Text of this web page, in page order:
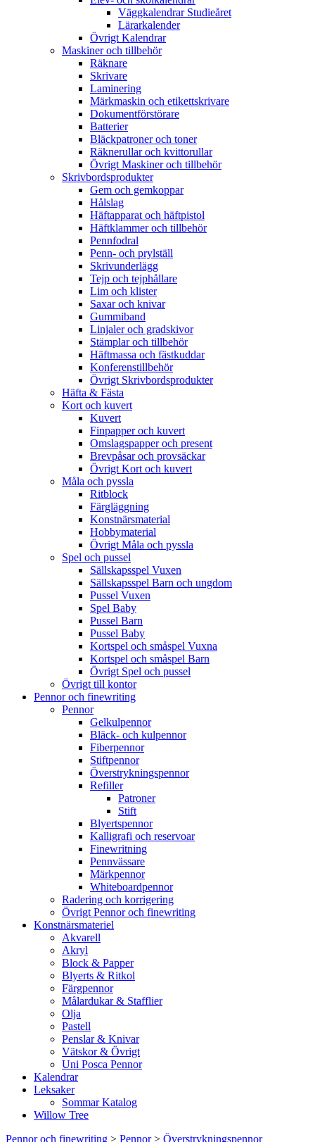
Väggkalendrar Studieåret
Lärarkalender
Övrigt Kalendrar
Maskiner och tillbehör
Räknare
Skrivare
Laminering
Märkmaskin och etikettskrivare
Dokumentförstörare
Batterier
Bläckpatroner och toner
Räknerullar och kvittorullar
Övrigt Maskiner och tillbehör
Skrivbordsprodukter
Gem och gemkoppar
Hålslag
Häftapparat och häftpistol
Häftklammer och tillbehör
Pennfodral
Penn- och prylställ
Skrivunderlägg
Tejp och tejphållare
Lim och klister
Saxar och knivar
Gummiband
Linjaler och gradskivor
Stämplar och tillbehör
Häftmassa och fästkuddar
Konferenstillbehör
Övrigt Skrivbordsprodukter
Häfta & Fästa
Kort och kuvert
Kuvert
Finpapper och kuvert
Omslagspapper och present
Brevpåsar och provsäckar
Övrigt Kort och kuvert
Måla och pyssla
Ritblock
Färgläggning
Konstnärsmaterial
Hobbymaterial
Övrigt Måla och pyssla
Spel och pussel
Sällskapsspel Vuxen
Sällskapsspel Barn och ungdom
Pussel Vuxen
Spel Baby
Pussel Barn
Pussel Baby
Kortspel och småspel Vuxna
Kortspel och småspel Barn
Övrigt Spel och pussel
Övrigt till kontor
Pennor och finewriting
Pennor
Gelkulpennor
Bläck- och kulpennor
Fiberpennor
Stiftpennor
Överstrykningspennor
Refiller
Patroner
Stift
Blyertspennor
Kalligrafi och reservoar
Finewritning
Pennvässare
Märkpennor
Whiteboardpennor
Radering och korrigering
Övrigt Pennor och finewriting
Konstnärsmateriel
Akvarell
Akryl
Block & Papper
Blyerts & Ritkol
Färgpennor
Målardukar & Stafflier
Olja
Pastell
Penslar & Knivar
Vätskor & Övrigt
Uni Posca Pennor
Kalendrar
Leksaker
Sommar Katalog
Willow Tree
Pennor och finewriting > Pennor> Överstrykningspennor